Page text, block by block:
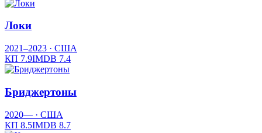
Локи
2021–2023 · США
КП 7.9IMDB 7.4
Бриджертоны
2020— · США
КП 8.5IMDB 8.7